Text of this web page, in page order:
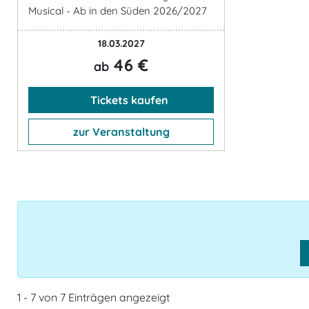
Musical - Ab in den Süden 2026/2027
18.03.2027
ab 46 €
Tickets kaufen
zur Veranstaltung
1 - 7 von 7 Einträgen angezeigt